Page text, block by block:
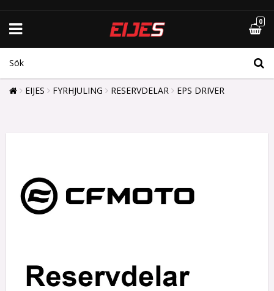
0
EIJES FYRHJULING RESERVDELAR EPS DRIVER